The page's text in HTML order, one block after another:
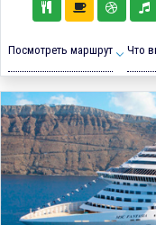
Посмотреть маршрут Что